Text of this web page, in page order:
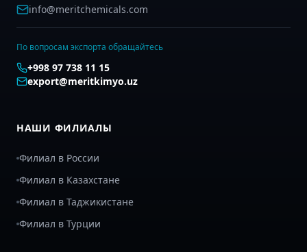
info@meritchemicals.com
По вопросам экспорта обращайтесь
+998 97 738 11 15
export@meritkimyo.uz
НАШИ ФИЛИАЛЫ
Филиал в России
Филиал в Казахстане
Филиал в Таджикистане
Филиал в Турции